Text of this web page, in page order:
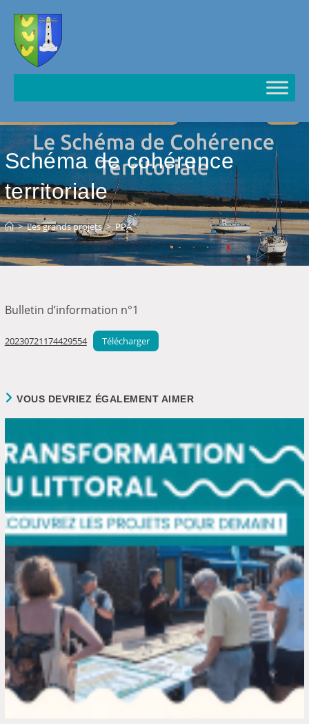
Schéma de cohérence
territoriale
> Les grands projets > PPA
Bulletin d’information n°1
20230721174429554 Télécharger
VOUS DEVRIEZ ÉGALEMENT AIMER